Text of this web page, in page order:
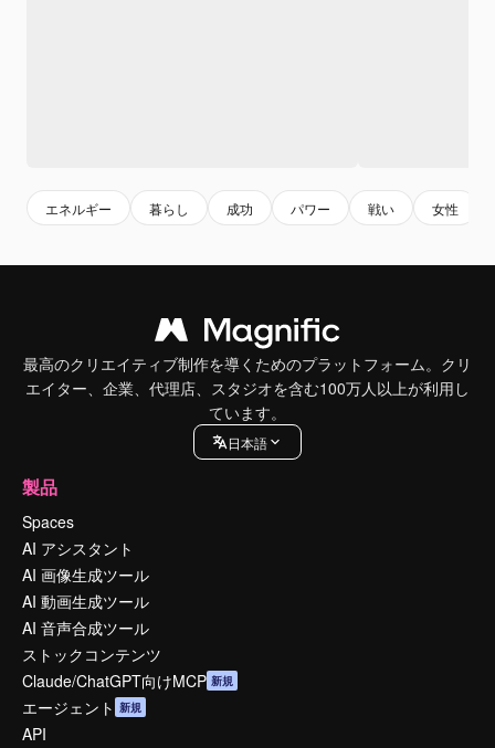
エネルギー 暮らし 成功 パワー 戦い 女性
最高のクリエイティブ制作を導くためのプラットフォーム。クリ
エイター、企業、代理店、スタジオを含む100万人以上が利用し
ています。
日本語
製品
Spaces
AI アシスタント
AI 画像生成ツール
AI 動画生成ツール
AI 音声合成ツール
ストックコンテンツ
Claude/ChatGPT向けMCP 新規
エージェント 新規
API